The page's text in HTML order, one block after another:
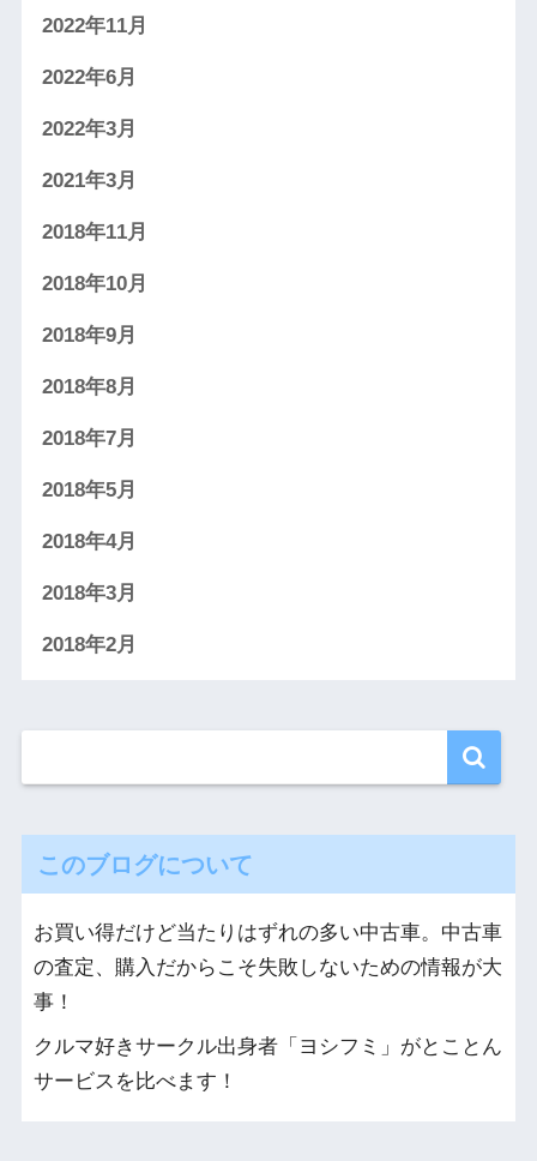
2022年11月
2022年6月
2022年3月
2021年3月
2018年11月
2018年10月
2018年9月
2018年8月
2018年7月
2018年5月
2018年4月
2018年3月
2018年2月
このブログについて
お買い得だけど当たりはずれの多い中古車。中古車
の査定、購入だからこそ失敗しないための情報が大
事！
クルマ好きサークル出身者「ヨシフミ」がとことん
サービスを比べます！